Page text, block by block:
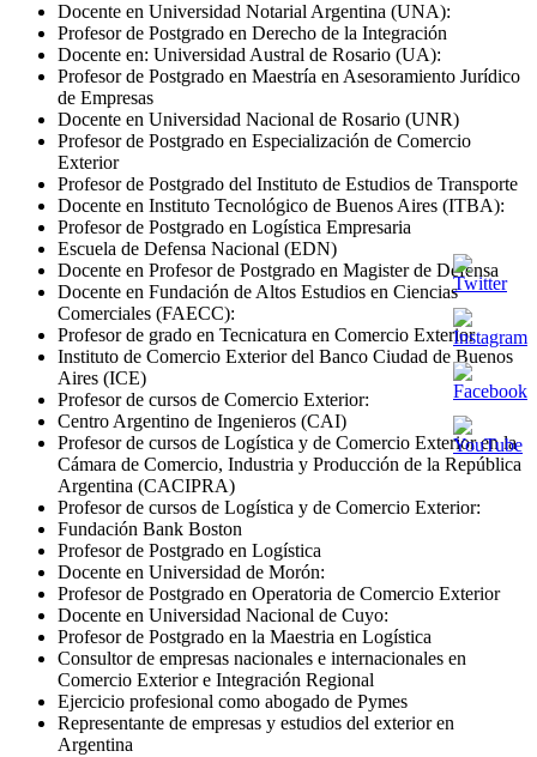
Docente en Universidad Notarial Argentina (UNA):
Profesor de Postgrado en Derecho de la Integración
Docente en: Universidad Austral de Rosario (UA):
Profesor de Postgrado en Maestría en Asesoramiento Jurídico
de Empresas
Docente en Universidad Nacional de Rosario (UNR)
Profesor de Postgrado en Especialización de Comercio
Exterior
Profesor de Postgrado del Instituto de Estudios de Transporte
Docente en Instituto Tecnológico de Buenos Aires (ITBA):
Profesor de Postgrado en Logística Empresaria
Escuela de Defensa Nacional (EDN)
Docente en Profesor de Postgrado en Magister de Defensa
Docente en Fundación de Altos Estudios en Ciencias
Comerciales (FAECC):
Profesor de grado en Tecnicatura en Comercio Exterior
Instituto de Comercio Exterior del Banco Ciudad de Buenos
Aires (ICE)
Profesor de cursos de Comercio Exterior:
Centro Argentino de Ingenieros (CAI)
Profesor de cursos de Logística y de Comercio Exterior en la
Cámara de Comercio, Industria y Producción de la República
Argentina (CACIPRA)
Profesor de cursos de Logística y de Comercio Exterior:
Fundación Bank Boston
Profesor de Postgrado en Logística
Docente en Universidad de Morón:
Profesor de Postgrado en Operatoria de Comercio Exterior
Docente en Universidad Nacional de Cuyo:
Profesor de Postgrado en la Maestria en Logística
Consultor de empresas nacionales e internacionales en
Comercio Exterior e Integración Regional
Ejercicio profesional como abogado de Pymes
Representante de empresas y estudios del exterior en
Argentina